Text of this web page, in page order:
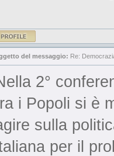
del messaggio: Re:
2°
i Popoli si è
sulla
per il